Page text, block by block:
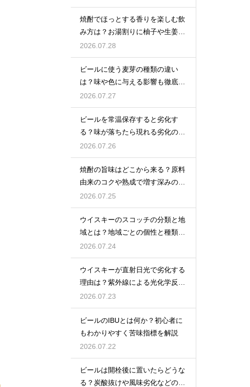
焼酎でほっとする香りを楽しむ飲
み方は？お湯割りに柚子や生姜を
加えてリラックス効果を実感
2026.07.28
ビールに使う麦芽の種類の違い
は？味や色に与える影響も徹底解
説
2026.07.27
ビールを常温保存すると劣化す
る？味が落ちたら現れる劣化のサ
インを解説
2026.07.26
焼酎の旨味はどこから来る？原料
由来のコクや熟成で増す深みの秘
密を解説
2026.07.25
ウイスキーのスコッチの分類と地
域とは？地域ごとの個性と種類を
解説
2026.07.24
ウイスキーが直射日光で劣化する
理由は？紫外線による光化学反応
で風味が損なわれるため
2026.07.23
ビールのIBUとは何か？初心者に
もわかりやすく苦味指標を解説
2026.07.22
ビールは開栓後に置いたらどうな
る？炭酸抜けや風味劣化などの影